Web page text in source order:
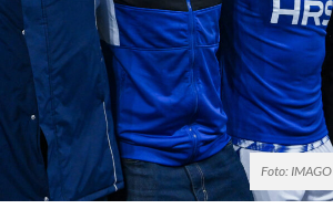
Foto: IMAGO